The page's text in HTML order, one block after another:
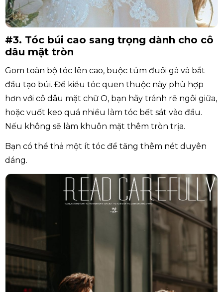
#3. Tóc búi cao sang trọng dành cho cô
dâu mặt tròn
Gom toàn bộ tóc lên cao, buộc túm đuôi gà và bắt
đầu tạo búi. Để kiểu tóc quen thuộc này phù hợp
hơn với cô dâu mặt chữ O, bạn hãy tránh rẽ ngôi giữa,
hoặc vuốt keo quá nhiều làm tóc bết sát vào đầu.
Nếu không sẽ làm khuôn mặt thêm tròn trịa.
Bạn có thể thả một ít tóc để tăng thêm nét duyên
dáng.